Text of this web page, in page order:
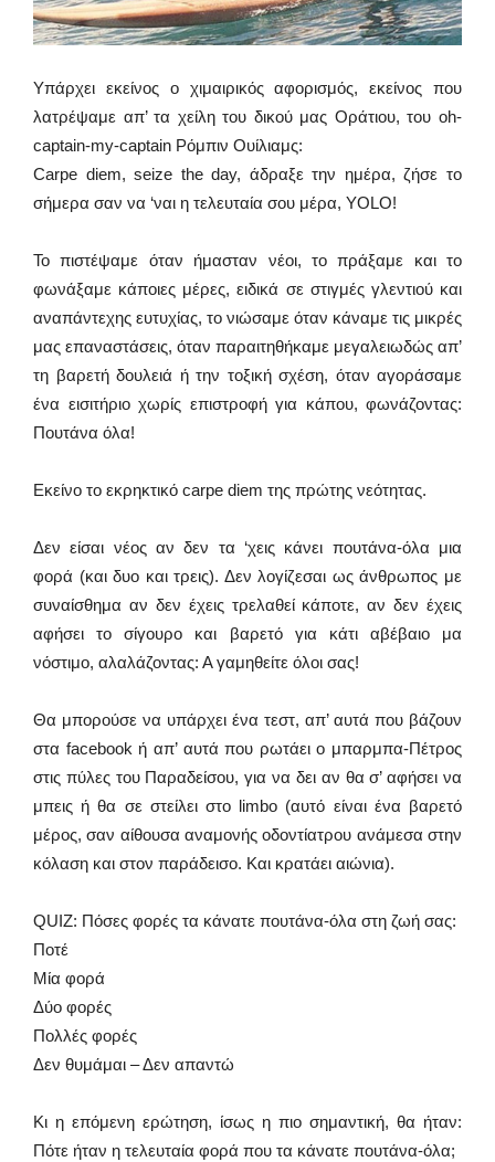
Υπάρχει εκείνος ο χιμαιρικός αφορισμός, εκείνος που
λατρέψαμε απ’ τα χείλη του δικού μας Οράτιου, του oh-
captain-my-captain Ρόμπιν Ουίλιαμς:
Carpe diem, seize the day, άδραξε την ημέρα, ζήσε το
σήμερα σαν να ‘ναι η τελευταία σου μέρα, YOLO!
Το πιστέψαμε όταν ήμασταν νέοι, το πράξαμε και το
φωνάξαμε κάποιες μέρες, ειδικά σε στιγμές γλεντιού και
αναπάντεχης ευτυχίας, το νιώσαμε όταν κάναμε τις μικρές
μας επαναστάσεις, όταν παραιτηθήκαμε μεγαλειωδώς απ’
τη βαρετή δουλειά ή την τοξική σχέση, όταν αγοράσαμε
ένα εισιτήριο χωρίς επιστροφή για κάπου, φωνάζοντας:
Πουτάνα όλα!
Εκείνο το εκρηκτικό carpe diem της πρώτης νεότητας.
Δεν είσαι νέος αν δεν τα ‘χεις κάνει πουτάνα-όλα μια
φορά (και δυο και τρεις). Δεν λογίζεσαι ως άνθρωπος με
συναίσθημα αν δεν έχεις τρελαθεί κάποτε, αν δεν έχεις
αφήσει το σίγουρο και βαρετό για κάτι αβέβαιο μα
νόστιμο, αλαλάζοντας: Α γαμηθείτε όλοι σας!
Θα μπορούσε να υπάρχει ένα τεστ, απ’ αυτά που βάζουν
στα facebook ή απ’ αυτά που ρωτάει ο μπαρμπα-Πέτρος
στις πύλες του Παραδείσου, για να δει αν θα σ’ αφήσει να
μπεις ή θα σε στείλει στο limbo (αυτό είναι ένα βαρετό
μέρος, σαν αίθουσα αναμονής οδοντίατρου ανάμεσα στην
κόλαση και στον παράδεισο. Και κρατάει αιώνια).
QUIZ: Πόσες φορές τα κάνατε πουτάνα-όλα στη ζωή σας:
Ποτέ
Μία φορά
Δύο φορές
Πολλές φορές
Δεν θυμάμαι – Δεν απαντώ
Κι η επόμενη ερώτηση, ίσως η πιο σημαντική, θα ήταν:
Πότε ήταν η τελευταία φορά που τα κάνατε πουτάνα-όλα;